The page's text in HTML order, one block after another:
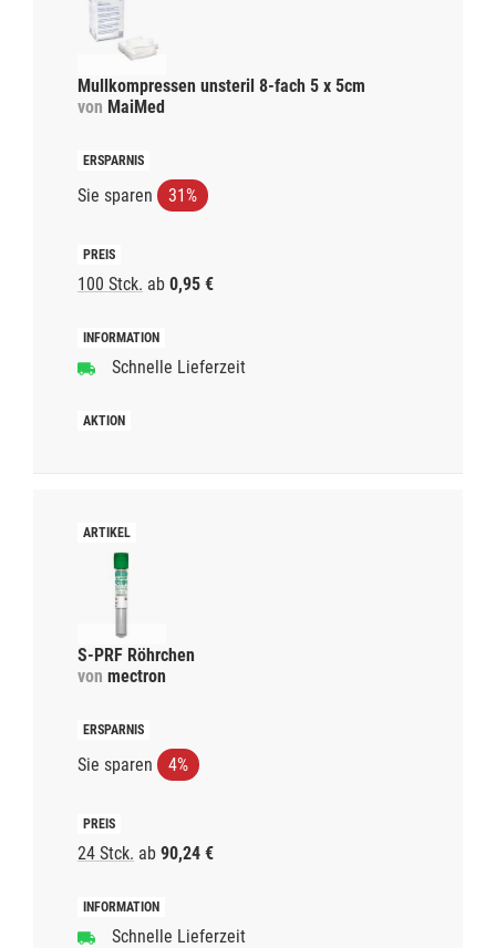
Mullkompressen unsteril 8-fach 5 x 5cm
von MaiMed
Sie sparen 31%
100 Stck. ab 0,95 €
Schnelle Lieferzeit
S-PRF Röhrchen
von mectron
Sie sparen 4%
24 Stck. ab 90,24 €
Schnelle Lieferzeit